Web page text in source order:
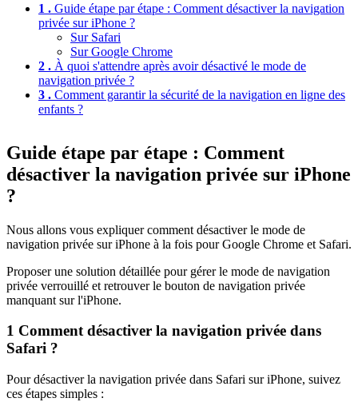
1 . Guide étape par étape : Comment désactiver la navigation
privée sur iPhone ?
Sur Safari
Sur Google Chrome
2 . À quoi s'attendre après avoir désactivé le mode de
navigation privée ?
3 . Comment garantir la sécurité de la navigation en ligne des
enfants ?
Guide étape par étape : Comment
désactiver la navigation privée sur iPhone
?
Nous allons vous expliquer comment désactiver le mode de
navigation privée sur iPhone à la fois pour Google Chrome et Safari.
Proposer une solution détaillée pour gérer le mode de navigation
privée verrouillé et retrouver le bouton de navigation privée
manquant sur l'iPhone.
1 Comment désactiver la navigation privée dans
Safari ?
Pour désactiver la navigation privée dans Safari sur iPhone, suivez
ces étapes simples :